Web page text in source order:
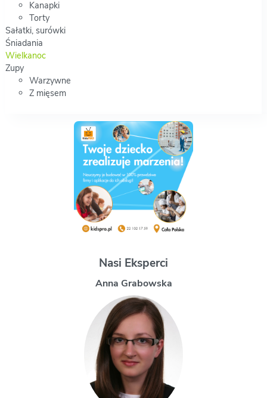
Kanapki
Torty
Sałatki, surówki
Śniadania
Wielkanoc
Zupy
Warzywne
Z mięsem
Nasi Eksperci
Magdalena Uchman